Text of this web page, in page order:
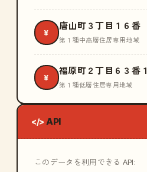
¥
唐山町３丁目１６番
第１種中高層住居専用地域
¥
福原町２丁目６３番１
第１種低層住居専用地域
</> API
このデータを利用できる API: